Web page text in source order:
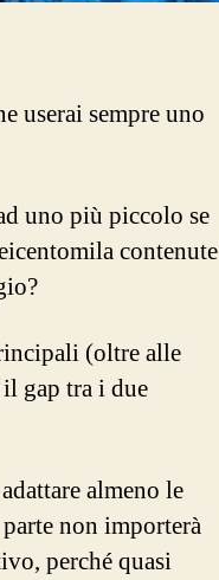
userai sempre uno
uno più piccolo se
contenute
(oltre alle
gap tra i due
almeno le
non importerà
perché quasi